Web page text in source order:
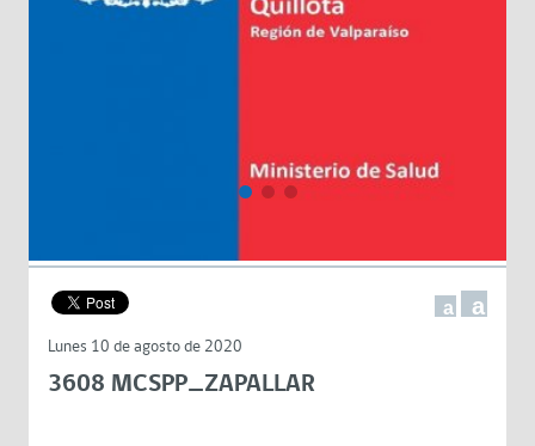
a a
Lunes 10 de agosto de 2020
3608 MCSPP_ZAPALLAR